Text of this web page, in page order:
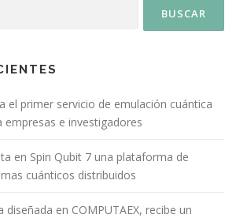
el primer servicio de emulación cuántica
empresas e investigadores
en Spin Qubit 7 una plataforma de
cuánticos distribuidos
diseñada en COMPUTAEX, recibe un